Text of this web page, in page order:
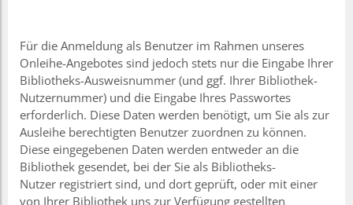
Für die Anmeldung als Benutzer im Rahmen unseres
Onleihe-Angebotes sind jedoch stets nur die Eingabe Ihrer
Bibliotheks-Ausweisnummer (und ggf. Ihrer Bibliothek-
Nutzernummer) und die Eingabe Ihres Passwortes
erforderlich. Diese Daten werden benötigt, um Sie als zur
Ausleihe berechtigten Benutzer zuordnen zu können.
Diese eingegebenen Daten werden entweder an die
Bibliothek gesendet, bei der Sie als Bibliotheks-
Nutzer registriert sind, und dort geprüft, oder mit einer
von Ihrer Bibliothek uns zur Verfügung gestellten